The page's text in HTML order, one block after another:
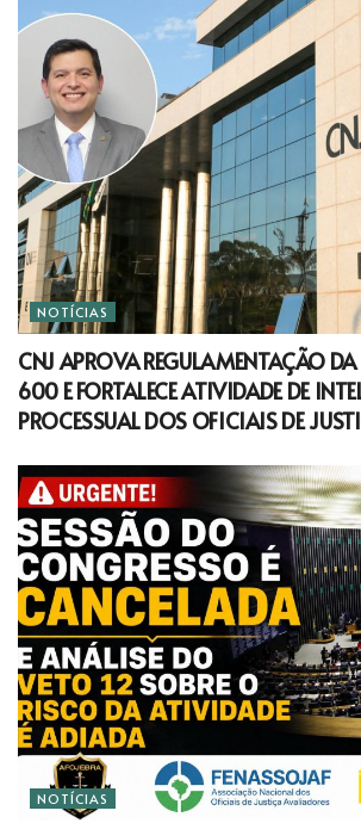
NOTÍCIAS
CNJ APROVA REGULAMENTAÇÃO
600 E FORTALECE ATIVIDADE DE
PROCESSUAL DOS OFICIAIS DE
NOTÍCIAS